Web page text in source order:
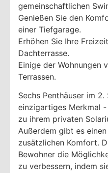
gemeinschaftlichen
Genießen Sie den
einer Tiefgarage.
Erhöhen Sie Ihre
Dachterrasse.
Einige der Wohnungen
Terrassen.
Sechs Penthäuser im
einzigartiges Merkmal
zu ihrem privaten
Außerdem gibt es
zusätzlichen Komfort.
Bewohner die
zu verbessern, indem